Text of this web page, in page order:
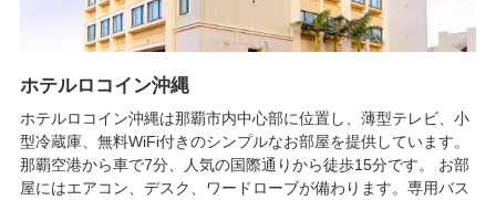
ホテルロコイン沖縄
ホテルロコイン沖縄は那覇市内中心部に位置し、薄型テレビ、小
型冷蔵庫、無料WiFi付きのシンプルなお部屋を提供しています。
那覇空港から車で7分、人気の国際通りから徒歩15分です。 お部
屋にはエアコン、デスク、ワードローブが備わります。専用バス